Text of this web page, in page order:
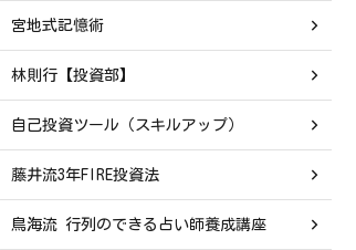
宮地式記憶術
林則行【投資部】
自己投資ツール（スキルアップ）
藤井流3年FIRE投資法
鳥海流 行列のできる占い師養成講座